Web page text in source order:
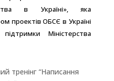
в Україні», яка
проектів ОБСЄ в Україні
Міністерства